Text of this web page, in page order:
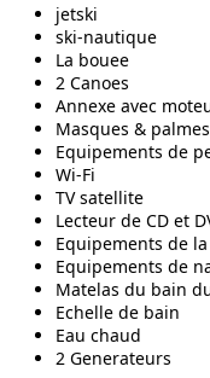
jetski
ski-nautique
La bouee
2 Canoes
Annexe avec
Masques &
Equipements de
Wi-Fi
TV satellite
Lecteur de CD et
Equipements de
Equipements de
Matelas du bain
Echelle de bain
Eau chaud
2 Generateurs